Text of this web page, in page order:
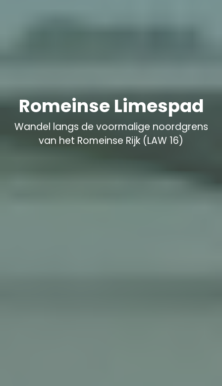
Romeinse Limespad
Wandel langs de voormalige noordgrens
van het Romeinse Rijk (LAW 16)